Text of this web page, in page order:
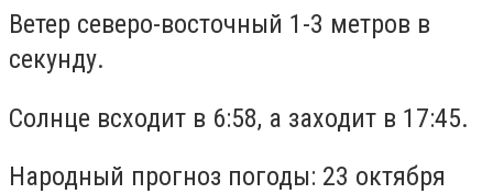
Ветер северо-восточный 1-3 метров в
секунду.
Солнце всходит в 6:58, а заходит в 17:45.
Народный прогноз погоды: 23 октября